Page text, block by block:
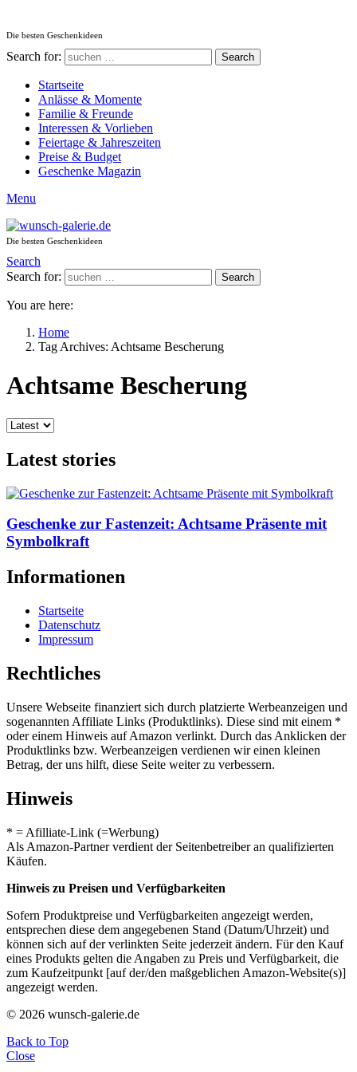
Die besten Geschenkideen
Search for: Search
Startseite
Anlässe & Momente
Familie & Freunde
Interessen & Vorlieben
Feiertage & Jahreszeiten
Preise & Budget
Geschenke Magazin
Menu
Die besten Geschenkideen
Search
Search for:
Search
You are here:
Home
Tag Archives: Achtsame Bescherung
Achtsame Bescherung
Latest stories
Geschenke zur Fastenzeit: Achtsame Präsente mit
Symbolkraft
Informationen
Startseite
Datenschutz
Impressum
Rechtliches
Unsere Webseite finanziert sich durch platzierte Werbeanzeigen und
sogenannten Affiliate Links (Produktlinks). Diese sind mit einem *
oder einem Hinweis auf Amazon verlinkt. Durch das Anklicken der
Produktlinks bzw. Werbeanzeigen verdienen wir einen kleinen
Betrag, der uns hilft, diese Seite weiter zu verbessern.
Hinweis
* = Afilliate-Link (=Werbung)
Als Amazon-Partner verdient der Seitenbetreiber an qualifizierten
Käufen.
Hinweis zu Preisen und Verfügbarkeiten
Sofern Produktpreise und Verfügbarkeiten angezeigt werden,
entsprechen diese dem angegebenen Stand (Datum/Uhrzeit) und
können sich auf der verlinkten Seite jederzeit ändern. Für den Kauf
eines Produkts gelten die Angaben zu Preis und Verfügbarkeit, die
zum Kaufzeitpunkt [auf der/den maßgeblichen Amazon-Website(s)]
angezeigt werden.
© 2026 wunsch-galerie.de
Back to Top
Close